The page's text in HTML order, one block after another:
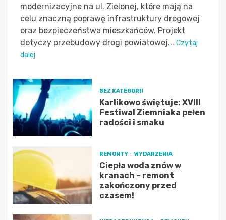
modernizacyjne na ul. Zielonej, które mają na
celu znaczną poprawę infrastruktury drogowej
oraz bezpieczeństwa mieszkańców. Projekt
dotyczy przebudowy drogi powiatowej... Czytaj
dalej
BEZ KATEGORII
Karlikowo świętuje: XVIII
Festiwal Ziemniaka pełen
radości i smaku
REMONTY WYDARZENIA
Ciepła woda znów w
kranach – remont
zakończony przed
czasem!